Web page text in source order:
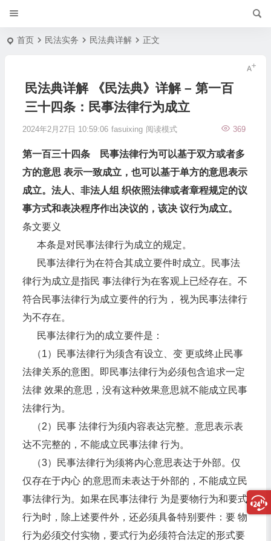
首页 民法实务 民法典详解 正文
民法典详解 《民法典》详解 – 第一百
三十四条：民事法律行为成立
2024年2月27日 10:59:06 fasuixing 369
阅读模式
第一百三十四条 民事法律行为可以基于双方或者多
方的意思 表示一致成立，也可以基于单方的意思表示
成立。法人、非法人组 织依照法律或者章程规定的议
事方式和表决程序作出决议的，该决 议行为成立。
条文要义
本条是对民事法律行为成立的规定。
民事法律行为在符合其成立要件时成立。民事法
律行为成立是指民 事法律行为在客观上已经存在。不
符合民事法律行为成立要件的行为， 视为民事法律行
为不存在。
民事法律行为的成立要件是：
（1）民事法律行为须含有设立、变 更或终止民事
法律关系的意图。即民事法律行为必须包含追求一定
法律 效果的意思，没有这种效果意思就不能成立民事
法律行为。
（2）民事 法律行为须内容表达完整。意思表示表
达不完整的，不能成立民事法律 行为。
（3）民事法律行为须将内心意思表达于外部。仅
仅存在于内心 的意思而未表达于外部的，不能成立民
事法律行为。如果在民事法律行 为是要物行为和要式
行为时，除上述要件外，还必须具备特别要件：要 物
行为必须交付实物，要式行为必须符合法定的形式要